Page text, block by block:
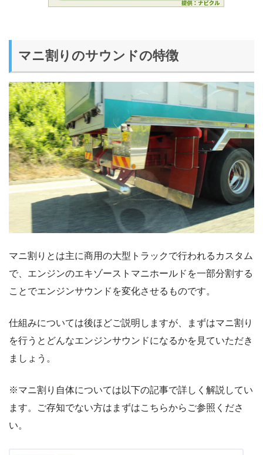
マニ割りのサウンドの特徴
マニ割りとは主に商用の大型トラックで行われるカスタム
で、エンジンのエキゾーストマニホールドを一部分割する
ことでエンジンサウンドを変化させるものです。
仕組みについては後ほどご説明しますが、まずはマニ割り
を行うとどんなエンジンサウンドになるかを見ていただき
ましょう。
※マニ割り自体については以下の記事で詳しく解説してい
ます。ご存知でない方はまずはこちらからご参照くださ
い。